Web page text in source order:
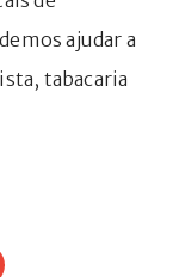
ajudar a
tabacaria